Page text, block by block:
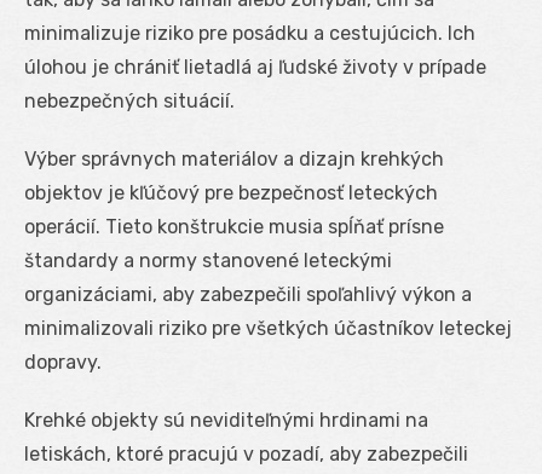
minimalizuje riziko pre posádku a cestujúcich. Ich
úlohou je chrániť lietadlá aj ľudské životy v prípade
nebezpečných situácií.
Výber správnych materiálov a dizajn krehkých
objektov je kľúčový pre bezpečnosť leteckých
operácií. Tieto konštrukcie musia spĺňať prísne
štandardy a normy stanovené leteckými
organizáciami, aby zabezpečili spoľahlivý výkon a
minimalizovali riziko pre všetkých účastníkov leteckej
dopravy.
Krehké objekty sú neviditeľnými hrdinami na
letiskách, ktoré pracujú v pozadí, aby zabezpečili